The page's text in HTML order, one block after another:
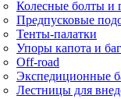
Колесные болты и
Предпусковые
Тенты-палатки
Упоры капота и
Off-road
Экспедиционные
Лестницы для